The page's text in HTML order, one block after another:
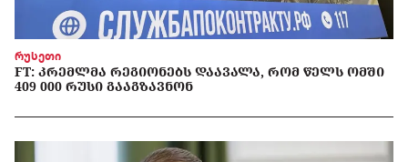
რუსეთი
FT: ᲙᲠᲔᲛᲚᲛᲐ ᲠᲔᲒᲘᲝᲜᲔᲑᲡ ᲓᲐᲐᲕᲐᲚᲐ, ᲠᲝᲛ ᲬᲔᲚᲡ ᲝᲛᲨᲘ
409 000 ᲠᲣᲡᲘ ᲒᲐᲐᲒᲖᲐᲕᲜᲝᲜ